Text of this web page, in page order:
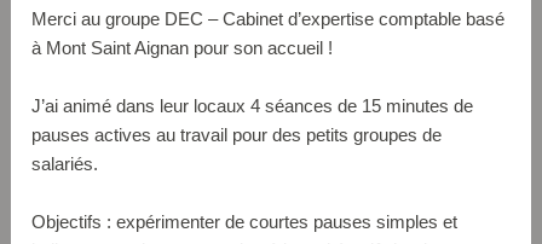
Merci au groupe DEC – Cabinet d’expertise comptable basé
à Mont Saint Aignan pour son accueil !
J’ai animé dans leur locaux 4 séances de 15 minutes de
pauses actives au travail pour des petits groupes de
salariés.
Objectifs : expérimenter de courtes pauses simples et